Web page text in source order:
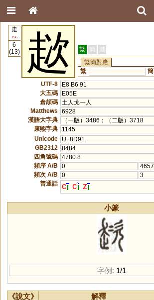
走
156
6
(13)
趑 繁 簡 港
繁簡對應
繁
簡
UTF-8
E8 B6 91
大五碼
E05E
倉頡碼
土人戈一人
Matthews
6928
漢語大字典
（一版）3486；（二版）3718
康熙字典
1145
Unicode
U+8D91
GB2312
8484
四角號碼 4780.8
頻序 A/B
0
4657
頻次 A/B
0
3
普通話 c c z
小篆
字例: 1/1
《說文》 解釋